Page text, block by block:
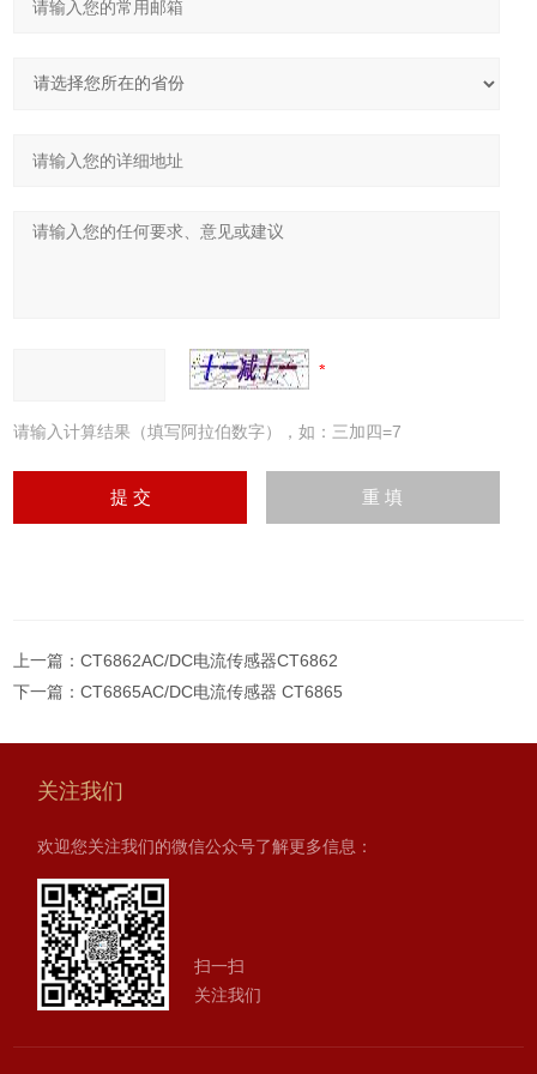
请输入计算结果（填写阿拉伯数字），如：三加四=7
上一篇：CT6862AC/DC电流传感器CT6862
下一篇：CT6865AC/DC电流传感器 CT6865
关注我们
欢迎您关注我们的微信公众号了解更多信息：
扫一扫
关注我们